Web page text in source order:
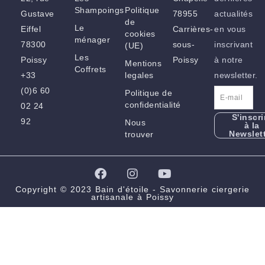
Gustave
Eiffel
78300
Poissy
+33
(0)6 60
02 24
92
Shampoings
Le
ménager
Les
Coffrets
Politique
de
cookies
(UE)
Mentions
legales
Politique de
confidentialité
Nous
trouver
78955
Carrières-
sous-
Poissy
actualités
en vous
inscrivant
à notre
newsletter.
à la
F
a
c
e
I
n
s
t
Y
o
u
t
Copyright © 2023 Bain d'étoile - Savonnerie ciergerie
artisanale à Poissy